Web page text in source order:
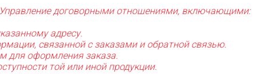
договорными отношениями, включающими:
адресу.
связанной с заказами и обратной связью.
для оформления заказа.
той или иной продукции.